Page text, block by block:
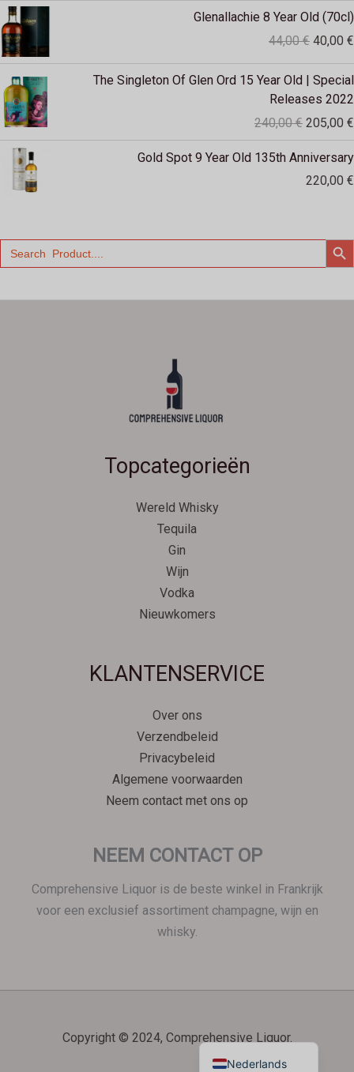
Glenallachie 8 Year Old (70cl)
44,00€
prijs
was:
44,00
40,00 €
The Singleton Of Glen Ord 15 Year Old | Special
Releases 2022
240,00€
prijs
240,00
205,00 €
Gold Spot 9 Year Old 135th Anniversary
220,00 €
Zoek
naar:
Topcategorieën
Wereld Whisky
Tequila
Gin
Wijn
Vodka
Nieuwkomers
KLANTENSERVICE
Over ons
Verzendbeleid
Privacybeleid
Algemene voorwaarden
Neem contact met ons op
NEEM CONTACT OP
Comprehensive Liquor is de beste winkel in Frankrijk
voor een exclusief assortiment champagne, wijn en
whisky.
Copyright © 2024, Comprehensive Liquor.
Nederlands
English
Français
Deutsch
Ελληνικά
Polski
Português
Español